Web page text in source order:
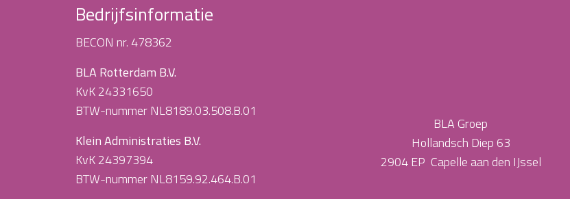
Bedrijfsinformatie
BECON nr. 478362
BLA Rotterdam B.V.
KvK 24331650
BTW-nummer NL8189.03.508.B.01
Klein Administraties B.V.
KvK 24397394
BTW-nummer NL8159.92.464.B.01
BLA Groep
Hollandsch Diep 63
2904 EP Capelle aan den IJssel